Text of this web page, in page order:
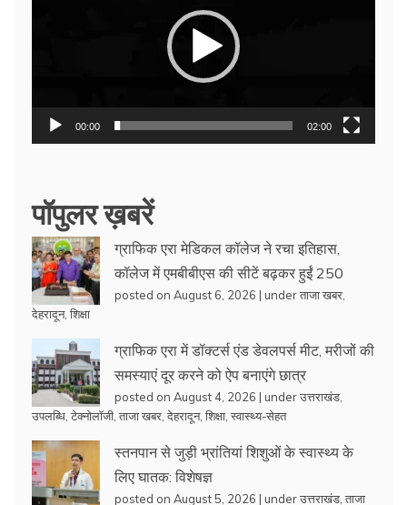
00:00 02:00
पॉपुलर ख़बरें
ग्राफिक एरा मेडिकल कॉलेज ने रचा इतिहास,
कॉलेज में एमबीबीएस की सीटें बढ़कर हुईं 250
posted on August 6, 2026 | underताजा खबर
देहरादून, शिक्षा
ग्राफिक एरा में डॉक्टर्स एंड डेवलपर्स मीट, मरीजों की
समस्याएं दूर करने को ऐप बनाएंगे छात्र
posted on August 4, 2026 | underउत्तराखंड
उपलब्धि टेक्नोलॉजी ताजा खबर देहरादून, शिक्षा स्वास्थ्य-सेहत
स्तनपान से जुड़ी भ्रांतियां शिशुओं के स्वास्थ्य के
लिए घातक: विशेषज्ञ
posted on August 5, 2026 | underउत्तराखंड ताजा